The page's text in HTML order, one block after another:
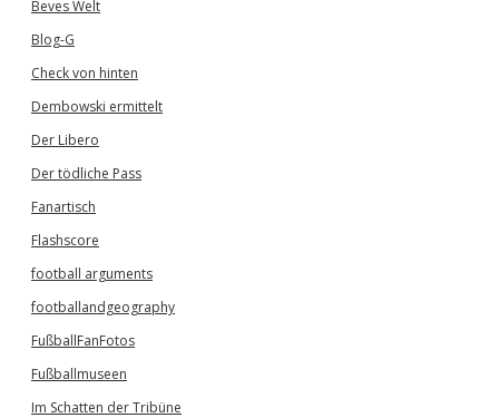
Beves Welt
Blog-G
Check von hinten
Dembowski ermittelt
Der Libero
Der tödliche Pass
Fanartisch
Flashscore
football arguments
footballandgeography
FußballFanFotos
Fußballmuseen
Im Schatten der Tribüne